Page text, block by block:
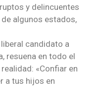
y delincuentes
algunos estados,
candidato a
resuena en todo el
«Confiar en
a tus hijos en